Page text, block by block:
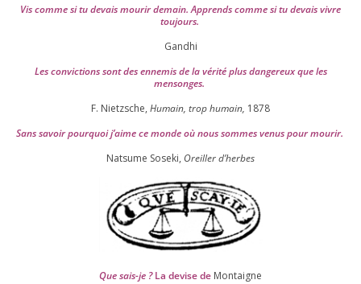
Vis comme si tu devais mou­rir demain. Apprends comme si tu devais vivre
toujours.
Gandhi
Les convic­tions sont des enne­mis de la véri­té plus dan­ge­reux que les
mensonges.
F. Nietzsche, Humain, trop humain, 1878
Sans savoir pour­quoi j’aime ce monde où nous sommes venus pour mourir.
Natsume Soseki, Oreiller d’herbes
Que sais-je ?La devise de Montaigne